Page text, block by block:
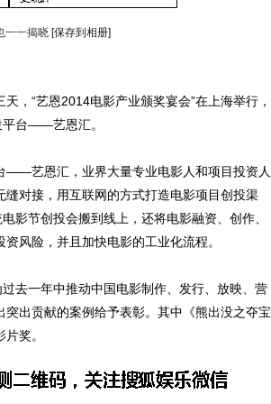
一一揭晓 [保存到相册]
“艺恩2014电影产业颁奖宴会”在上海举行，
平台——艺恩汇。
艺恩汇，业界大量专业电影人和项目投资人
对接，用互联网的方式打造电影项目创投渠
影节创投会搬到线上，还将电影融资、创作、
风险，并且加快电影的工业化流程。
去一年中推动中国电影制作、发行、放映、营
出贡献的案例给予表彰。其中《熊出没之夺宝
奖。